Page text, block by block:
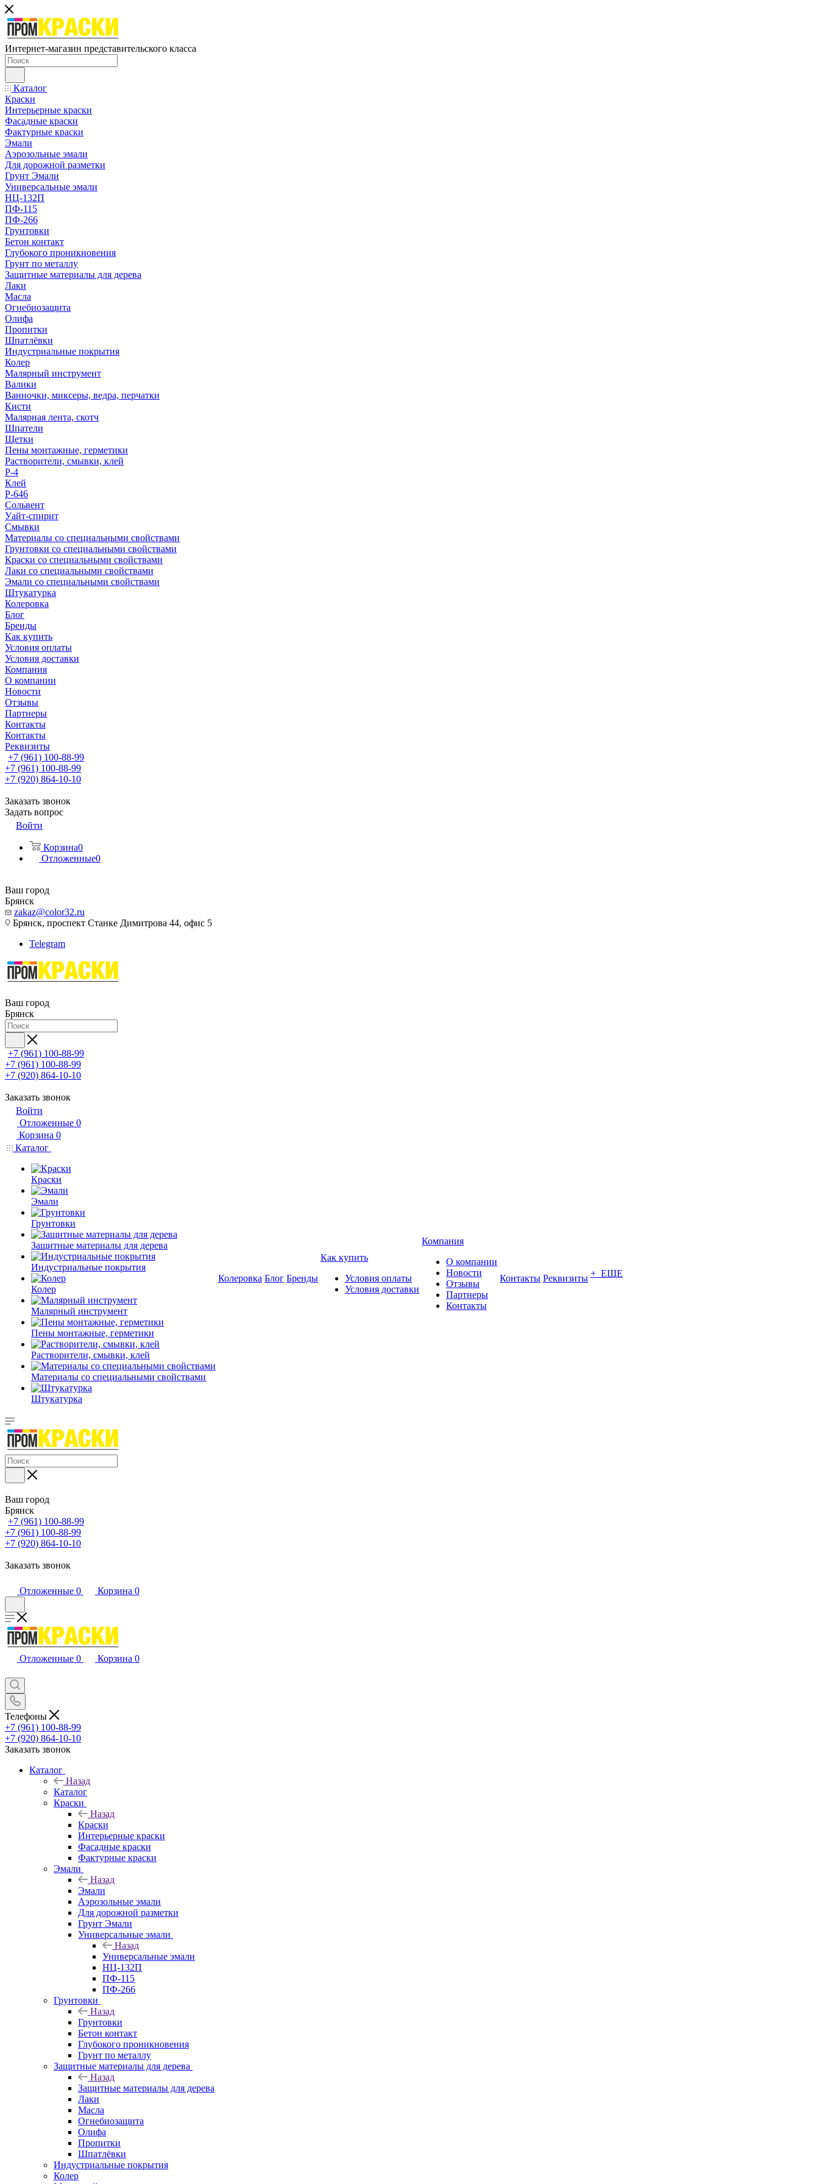
Интернет-магазин представительского класса
Каталог
Краски
Интерьерные краски
Фасадные краски
Фактурные краски
Эмали
Аэрозольные эмали
Для дорожной разметки
Грунт Эмали
Универсальные эмали
НЦ-132П
ПФ-115
ПФ-266
Грунтовки
Бетон контакт
Глубокого проникновения
Грунт по металлу
Защитные материалы для дерева
Лаки
Масла
Огнебиозащита
Олифа
Пропитки
Шпатлёвки
Индустриальные покрытия
Колер
Малярный инструмент
Валики
Ванночки, миксеры, ведра, перчатки
Кисти
Малярная лента, скотч
Шпатели
Щетки
Пены монтажные, герметики
Растворители, смывки, клей
Р-4
Клей
Р-646
Сольвент
Уайт-спирит
Смывки
Материалы со специальными свойствами
Грунтовки со специальными свойствами
Краски со специальными свойствами
Лаки со специальными свойствами
Эмали со специальными свойствами
Штукатурка
Колеровка
Блог
Бренды
Как купить
Условия оплаты
Условия доставки
Компания
О компании
Новости
Отзывы
Партнеры
Контакты
Контакты
Реквизиты
+7 (961) 100-88-99
+7 (961) 100-88-99
+7 (920) 864-10-10
Заказать звонок
Задать вопрос
Войти
Корзина0
Отложенные0
Ваш город
Брянск
zakaz@color32.ru
Брянск, проспект Станке Димитрова 44, офис 5
Telegram
Ваш город
Брянск
+7 (961) 100-88-99
+7 (961) 100-88-99
+7 (920) 864-10-10
Заказать звонок
Войти
Отложенные 0
Корзина 0
Каталог
Краски
Эмали
Грунтовки
Защитные материалы для дерева
Индустриальные покрытия
Колер
Малярный инструмент
Пены монтажные, герметики
Растворители, смывки, клей
Материалы со специальными свойствами
Штукатурка
Колеровка Блог Бренды
Как купить
Условия оплаты
Условия доставки
Компания
О компании
Новости
Отзывы
Партнеры
Контакты
Контакты Реквизиты + ЕЩЕ
Ваш город
Брянск
+7 (961) 100-88-99
+7 (961) 100-88-99
+7 (920) 864-10-10
Заказать звонок
Отложенные 0 Корзина 0
Отложенные 0 Корзина 0
Телефоны
+7 (961) 100-88-99
+7 (920) 864-10-10
Заказать звонок
Каталог
Назад
Каталог
Краски
Назад
Краски
Интерьерные краски
Фасадные краски
Фактурные краски
Эмали
Назад
Эмали
Аэрозольные эмали
Для дорожной разметки
Грунт Эмали
Универсальные эмали
Назад
Универсальные эмали
НЦ-132П
ПФ-115
ПФ-266
Грунтовки
Назад
Грунтовки
Бетон контакт
Глубокого проникновения
Грунт по металлу
Защитные материалы для дерева
Назад
Защитные материалы для дерева
Лаки
Масла
Огнебиозащита
Олифа
Пропитки
Шпатлёвки
Индустриальные покрытия
Колер